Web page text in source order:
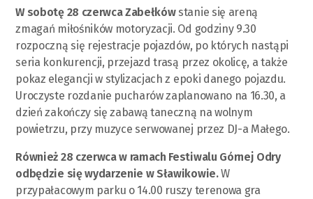
W sobotę 28 czerwca Zabełkówstanie się areną
zmagań miłośników motoryzacji. Od godziny 9.30
rozpoczną się rejestracje pojazdów, po których nastąpi
seria konkurencji, przejazd trasą przez okolicę, a także
pokaz elegancji w stylizacjach z epoki danego pojazdu.
Uroczyste rozdanie pucharów zaplanowano na 16.30, a
dzień zakończy się zabawą taneczną na wolnym
powietrzu, przy muzyce serwowanej przez DJ-a Małego.
Również 28 czerwca w ramach Festiwalu Górnej Odry
odbędzie się wydarzenie w Sławikowie.W
przypałacowym parku o 14.00 ruszy terenowa gra